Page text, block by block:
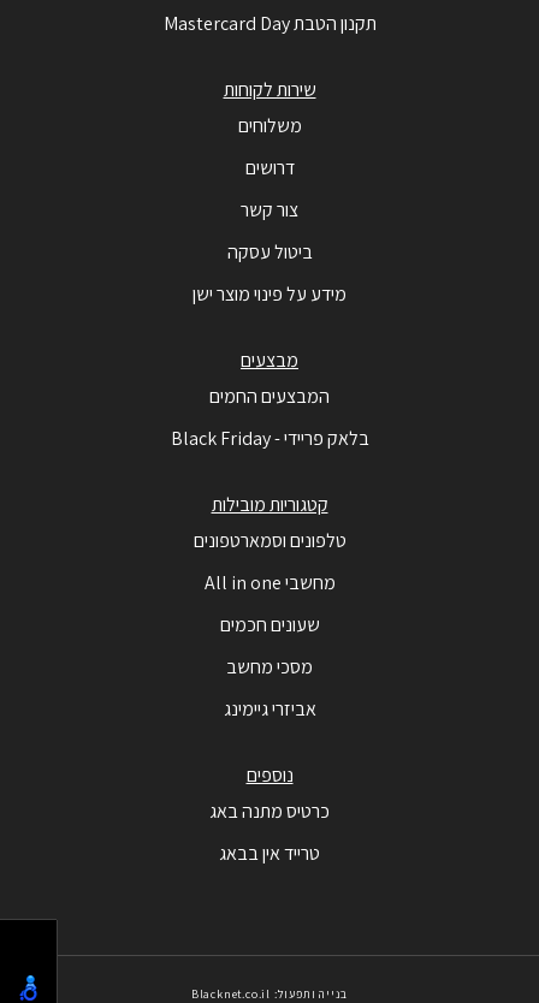
תקנון הטבת Mastercard Day
שירות לקוחות
משלוחים
דרושים
צור קשר
ביטול עסקה
מידע על פינוי מוצר ישן
מבצעים
המבצעים החמים
בלאק פריידי - Black Friday
קטגוריות מובילות
טלפונים וסמארטפונים
מחשבי All in one
שעונים חכמים
מסכי מחשב
אביזרי גיימינג
נוספים
כרטיס מתנה באג
טרייד אין בבאג
בנייה ותפעול: Blacknet.co.il